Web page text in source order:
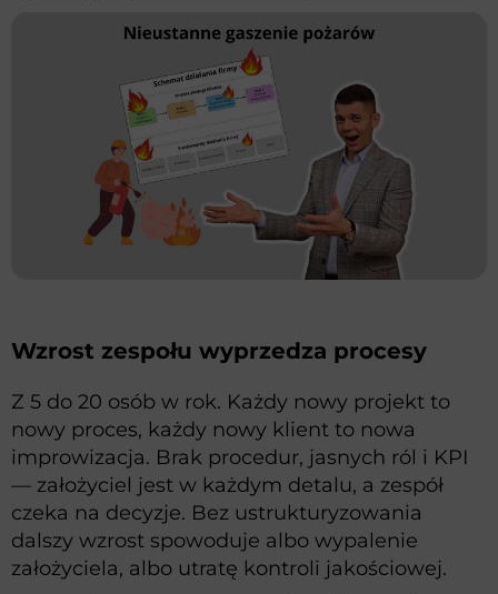
Wzrost zespołu wyprzedza procesy
Z 5 do 20 osób w rok. Każdy nowy projekt to
nowy proces, każdy nowy klient to nowa
improwizacja. Brak procedur, jasnych ról i KPI
— założyciel jest w każdym detalu, a zespół
czeka na decyzje. Bez ustrukturyzowania
dalszy wzrost spowoduje albo wypalenie
założyciela, albo utratę kontroli jakościowej.